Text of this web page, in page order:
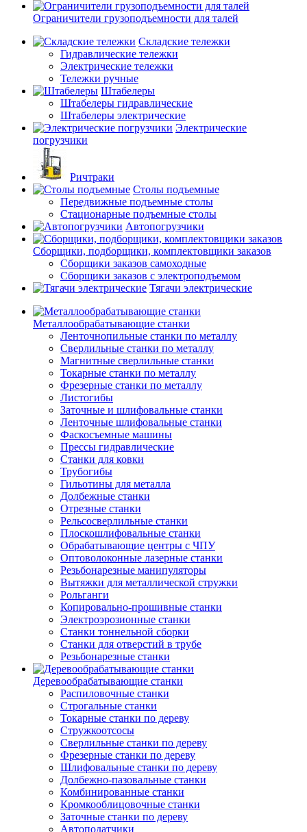
Ограничители грузоподъемности для талей
Складские тележки
Гидравлические тележки
Электрические тележки
Тележки ручные
Штабелеры
Штабелеры гидравлические
Штабелеры электрические
Электрические
погрузчики
Ричтраки
Столы подъемные
Передвижные подъемные столы
Стационарные подъемные столы
Автопогрузчики
Сборщики, подборщики, комплектовщики заказов
Сборщики заказов самоходные
Сборщики заказов с электроподъемом
Тягачи электрические
Металлообрабатывающие станки
Ленточнопильные станки по металлу
Сверлильные станки по металлу
Магнитные сверлильные станки
Токарные станки по металлу
Фрезерные станки по металлу
Листогибы
Заточные и шлифовальные станки
Ленточные шлифовальные станки
Фаскосъемные машины
Прессы гидравлические
Станки для ковки
Трубогибы
Гильотины для металла
Долбежные станки
Отрезные станки
Рельсосверлильные станки
Плоскошлифовальные станки
Обрабатывающие центры с ЧПУ
Оптоволоконные лазерные станки
Резьбонарезные манипуляторы
Вытяжки для металлической стружки
Рольганги
Копировально-прошивные станки
Электроэрозионные станки
Станки тоннельной сборки
Станки для отверстий в трубе
Резьбонарезные станки
Деревообрабатывающие станки
Распиловочные станки
Строгальные станки
Токарные станки по дереву
Стружкоотсосы
Сверлильные станки по дереву
Фрезерные станки по дереву
Шлифовальные станки по дереву
Долбежно-пазовальные станки
Комбинированные станки
Кромкооблицовочные станки
Заточные станки по дереву
Автоподатчики